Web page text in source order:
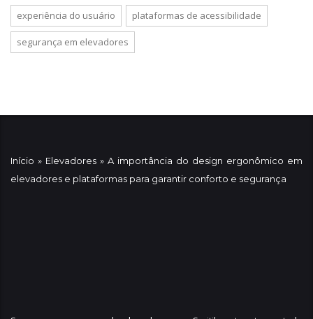
experiência do usuário plataformas de acessibilidade
segurança em elevadores
Início » Elevadores » A importância do design ergonômico em
elevadores e plataformas para garantir conforto e segurança